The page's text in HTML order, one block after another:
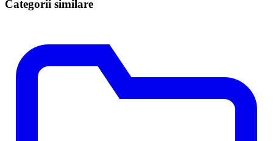
Categorii similare